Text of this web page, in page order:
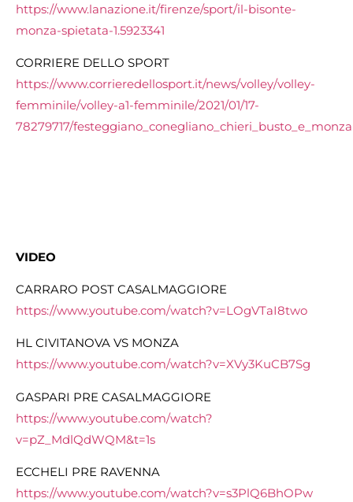
https://www.lanazione.it/firenze/sport/il-bisonte-
monza-spietata-1.5923341
CORRIERE DELLO SPORT
https://www.corrieredellosport.it/news/volley/volley-
femminile/volley-a1-femminile/2021/01/17-
78279717/festeggiano_conegliano_chieri_busto_e_monza
VIDEO
CARRARO POST CASALMAGGIORE
https://www.youtube.com/watch?v=LOgVTaI8two
HL CIVITANOVA VS MONZA
https://www.youtube.com/watch?v=XVy3KuCB7Sg
GASPARI PRE CASALMAGGIORE
https://www.youtube.com/watch?
v=pZ_MdlQdWQM&t=1s
ECCHELI PRE RAVENNA
https://www.youtube.com/watch?v=s3PlQ6BhOPw